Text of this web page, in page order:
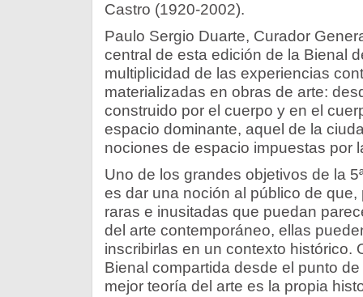
Castro (1920-2002).
Paulo Sergio Duarte, Curador
central de esta edición de la Bienal
multiplicidad de las experiencias
materializadas en obras de arte:
construido por el cuerpo y en el
espacio dominante, aquel de la
nociones de espacio impuestas por
Uno de los grandes objetivos de la
es dar una noción al público de
raras e inusitadas que puedan
del arte contemporáneo, ellas
inscribirlas en un contexto histórico.
Bienal compartida desde el punto
mejor teoría del arte es la propia